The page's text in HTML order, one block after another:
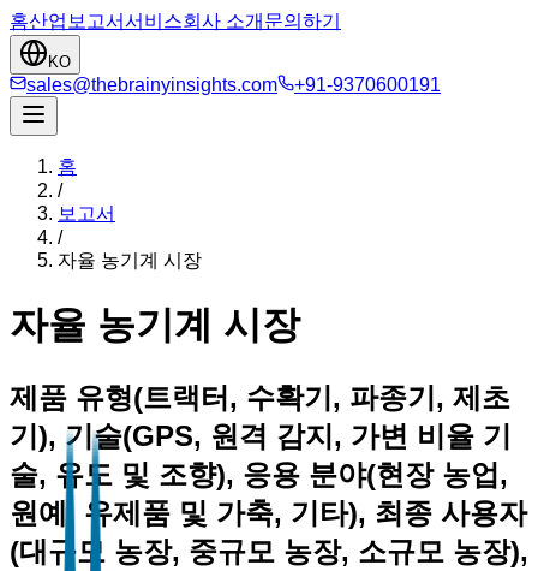
홈산업 보고서서비스회사 소개 문의하기
KO
sales@thebrainyinsights.com +91-9370600191
홈
/
보고서
/
자율 농기계 시장
자율 농기계 시장
제품 유형(트랙터, 수확기, 파종기, 제초
기), 기술(GPS, 원격 감지, 가변 비율 기
술, 유도 및 조향), 응용 분야(현장 농업,
원예, 유제품 및 가축, 기타), 최종 사용자
(대규모 농장, 중규모 농장, 소규모 농장),